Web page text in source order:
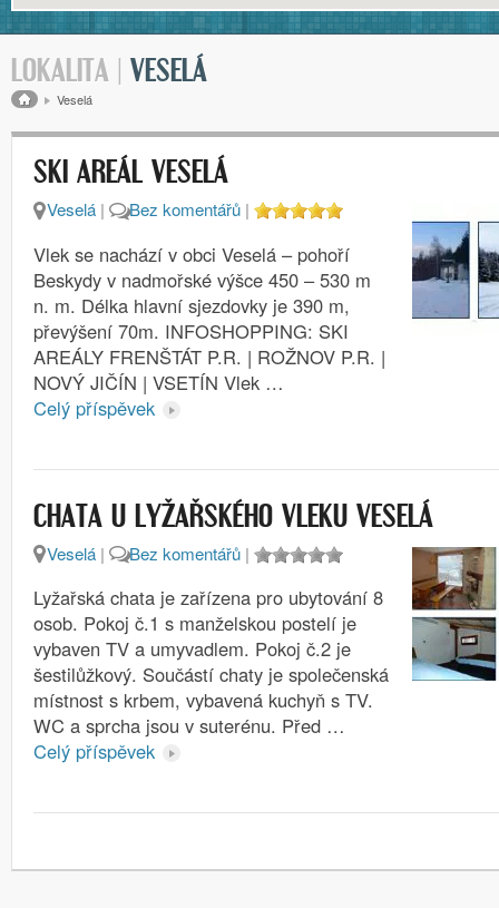
LOKALITA | VESELÁ
Drobečková navigace
Veselá
SKI AREÁL VESELÁ
Veselá | Bez komentářů |
Vlek se nachází v obci Veselá – pohoří
Beskydy v nadmořské výšce 450 – 530 m
n. m. Délka hlavní sjezdovky je 390 m,
převýšení 70m. INFOSHOPPING: SKI
AREÁLY FRENŠTÁT P.R. | ROŽNOV P.R. |
NOVÝ JIČÍN | VSETÍN Vlek …
Celý příspěvek
CHATA U LYŽAŘSKÉHO VLEKU VESELÁ
Veselá | Bez komentářů |
Lyžařská chata je zařízena pro ubytování 8
osob. Pokoj č.1 s manželskou postelí je
vybaven TV a umyvadlem. Pokoj č.2 je
šestilůžkový. Součástí chaty je společenská
místnost s krbem, vybavená kuchyň s TV.
WC a sprcha jsou v suterénu. Před …
Celý příspěvek